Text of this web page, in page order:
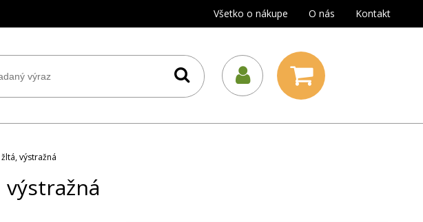
Všetko o nákupe O nás Kontakt
výstražná
výstražná